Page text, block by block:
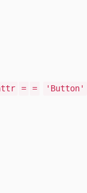
= = 'Button'